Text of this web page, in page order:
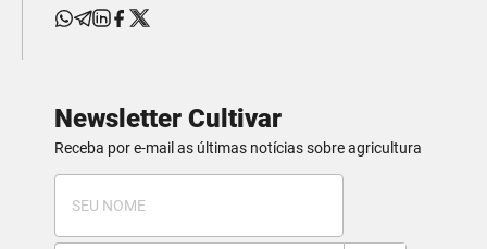
Newsletter Cultivar
Receba por e-mail as últimas notícias sobre agricultura